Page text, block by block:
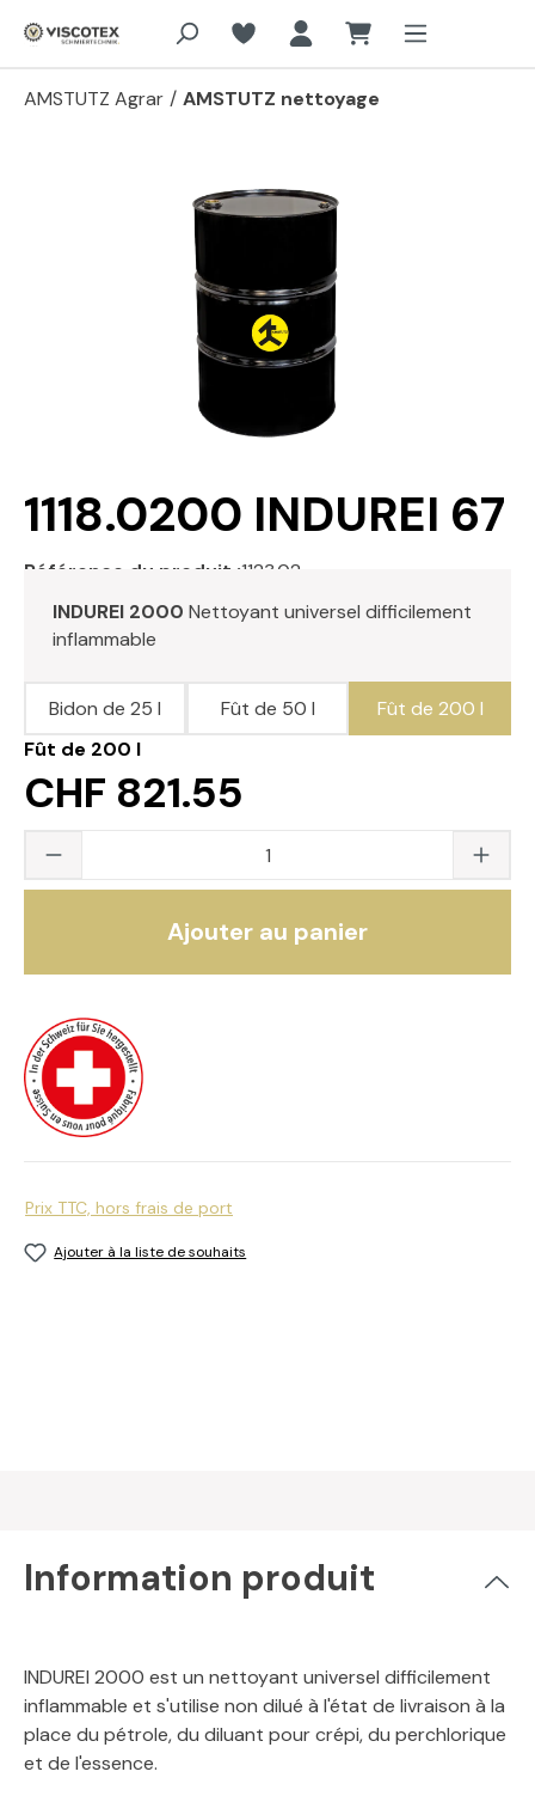
Aller au contenu principal
AMSTUTZ Agrar / AMSTUTZ nettoyage
Passer la galerie d'images
1118.0200 INDUREI 67
Référence du produit :1123.02
INDUREI 2000 Nettoyant universel difficilement
inflammable
Fût de 200 l
CHF 821.55
Bidon de 25 l Fût de 50 l Fût de 200 l
Quantité du produit : saisissez la valeur
Ajouter au panier
Prix TTC, hors frais de port
Ajouter à la liste de souhaits
Information produit
INDUREI 2000 est un nettoyant universel difficilement
inflammable et s'utilise non dilué à l'état de livraison à la
place du pétrole, du diluant pour crépi, du perchlorique
et de l'essence.